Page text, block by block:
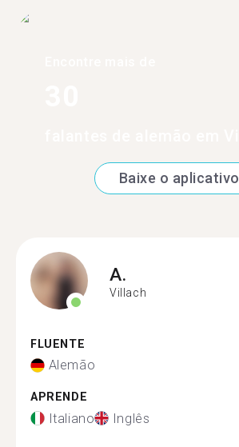
Baixe o aplicativo
A.
Villach
FLUENTE
Alemão
APRENDE
Italiano Inglês